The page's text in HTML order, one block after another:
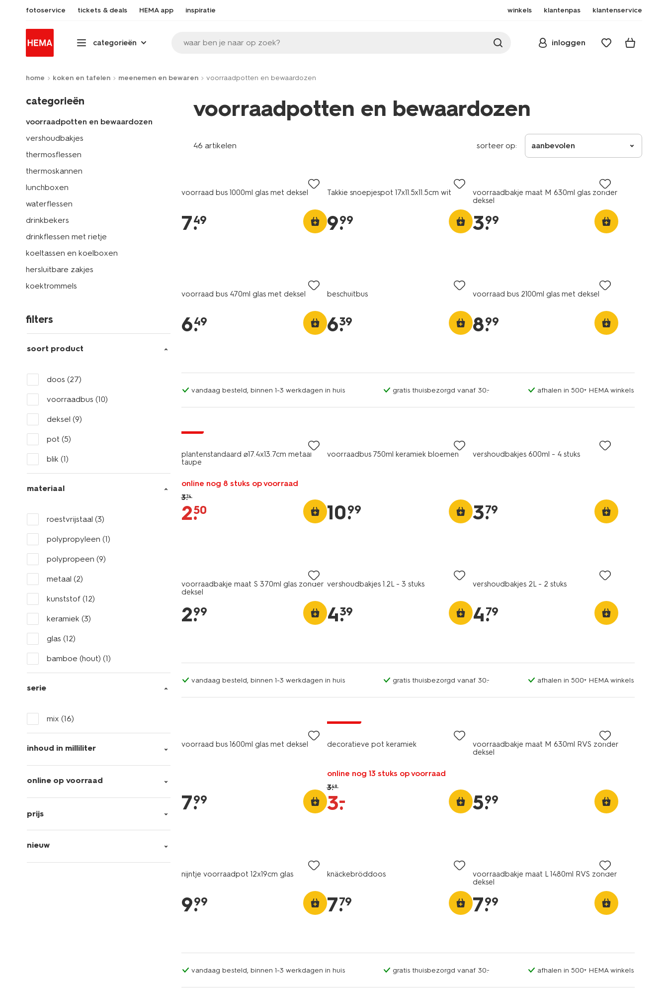
fotoservice tickets & deals HEMA app inspiratie winkels klantenpas klantenservice
categorieën waar ben je naar op zoek? inloggen
home koken en tafelen meenemen en bewaren voorraadpotten en bewaardozen
categorieën
voorraadpotten en bewaardozen
vershoudbakjes
thermosflessen
thermoskannen
lunchboxen
waterflessen
drinkbekers
drinkflessen met rietje
koeltassen en koelboxen
hersluitbare zakjes
koektrommels
filters
soort product
doos (27)
voorraadbus (10)
deksel (9)
pot (5)
blik (1)
materiaal
roestvrijstaal (3)
polypropyleen (1)
polypropeen (9)
metaal (2)
kunststof (12)
keramiek (3)
glas (12)
bamboe (hout) (1)
serie
mix (16)
inhoud in milliliter
online op voorraad
prijs
nieuw
voorraadpotten en bewaardozen
46 artikelen sorteer op: aanbevolen
voorraad bus 1000ml glas met deksel
7.
49
Takkie snoepjespot 17x11.5x11.5cm wit
9.
99
voorraadbakje maat M 630ml glas zonder
deksel
3.
99
voorraad bus 470ml glas met deksel
6.
49
beschuitbus
6.
39
voorraad bus 2100ml glas met deksel
8.
99
vandaag besteld, binnen 1-3 werkdagen in huis gratis thuisbezorgd vanaf 30.- afhalen in 500+ HEMA winkels
plantenstandaard ⌀17.4x13.7cm metaal
taupe
online nog 8 stuks op voorraad
3.74
2.
50
voorraadbus 750ml keramiek bloemen
10.
99
vershoudbakjes 600ml - 4 stuks
3.
79
voorraadbakje maat S 370ml glas zonder
deksel
2.
99
vershoudbakjes 1.2L - 3 stuks
4.
39
vershoudbakjes 2L - 2 stuks
4.
79
vandaag besteld, binnen 1-3 werkdagen in huis gratis thuisbezorgd vanaf 30.- afhalen in 500+ HEMA winkels
voorraad bus 1600ml glas met deksel
7.
99
decoratieve pot keramiek
online nog 13 stuks op voorraad
3.49
3.
–
voorraadbakje maat M 630ml RVS zonder
deksel
5.
99
nijntje voorraadpot 12x19cm glas
9.
99
knäckebröddoos
7.
79
voorraadbakje maat L 1480ml RVS zonder
deksel
7.
99
vandaag besteld, binnen 1-3 werkdagen in huis gratis thuisbezorgd vanaf 30.- afhalen in 500+ HEMA winkels